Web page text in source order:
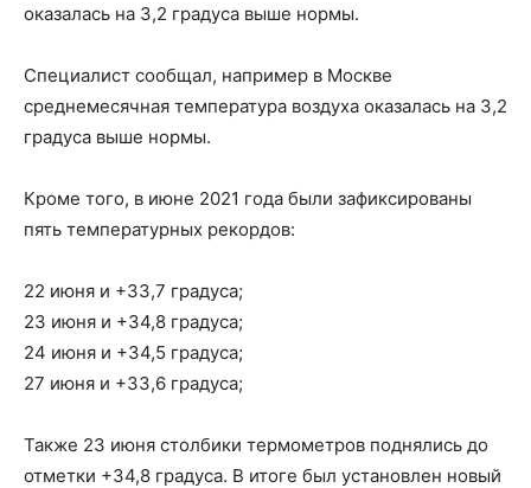
оказалась на 3,2 градуса выше нормы.
Специалист сообщал, например в Москве
среднемесячная температура воздуха оказалась на 3,2
градуса выше нормы.
Кроме того, в июне 2021 года были зафиксированы
пять температурных рекордов:
22 июня и +33,7 градуса;
23 июня и +34,8 градуса;
24 июня и +34,5 градуса;
27 июня и +33,6 градуса;
Также 23 июня столбики термометров поднялись до
отметки +34,8 градуса. В итоге был установлен новый